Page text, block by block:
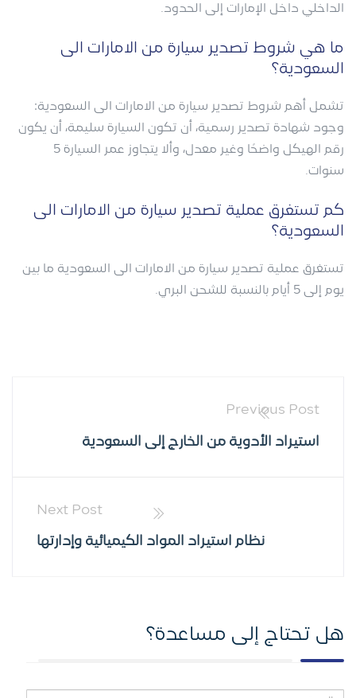
الداخلي داخل الإمارات إلى الحدود.
ما هي شروط تصدير سيارة من الامارات الى
السعودية؟
تشمل أهم شروط تصدير سيارة من الامارات الى السعودية:
وجود شهادة تصدير رسمية، أن تكون السيارة سليمة، أن يكون
رقم الهيكل واضحًا وغير معدل، وألا يتجاوز عمر السيارة 5
سنوات.
كم تستغرق عملية تصدير سيارة من الامارات الى
السعودية؟
تستغرق عملية تصدير سيارة من الامارات الى السعودية ما بين
يوم إلى 5 أيام بالنسبة للشحن البري.
Previous Post
استيراد الأدوية من الخارج إلى السعودية
Next Post
نظام استيراد المواد الكيميائية وإدارتها
هل تحتاج إلى مساعدة؟